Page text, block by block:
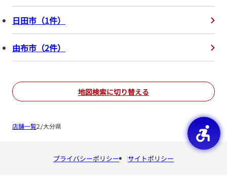
日田市 （1件）
由布市 （2件）
地図検索に切り替える
店舗一覧 大分県
プライバシーポリシー サイトポリシー